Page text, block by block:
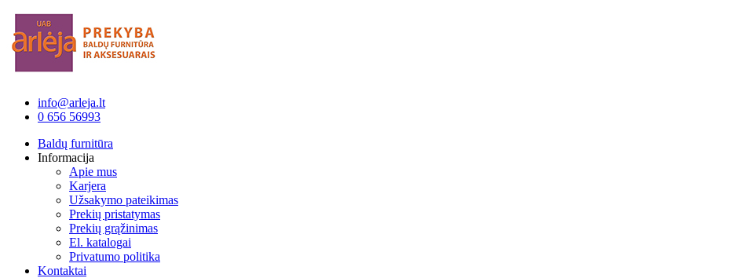
info@arleja.lt
0 656 56993
Baldų furnitūra
Informacija
Apie mus
Karjera
Užsakymo pateikimas
Prekių pristatymas
Prekių grąžinimas
El. katalogai
Privatumo politika
Kontaktai